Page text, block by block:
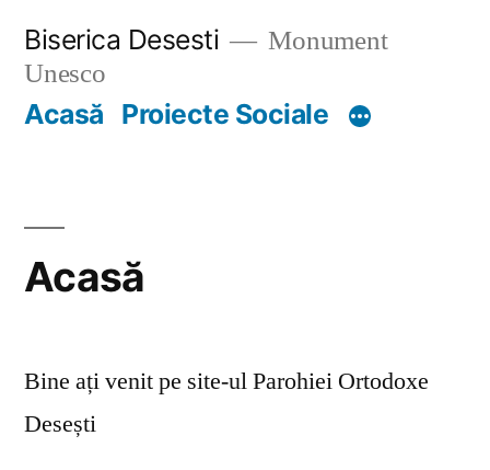
content
Biserica Desesti
Monument
Unesco
Acasă Proiecte Sociale
Acasă
Bine ați venit pe site-ul Parohiei Ortodoxe
Desești